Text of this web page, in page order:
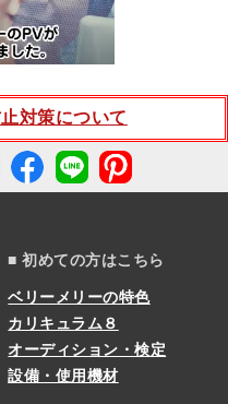
対策について
■ 初めての方はこちら
ベリーメリーの特色
カリキュラム８
オーディション・検定
設備・使用機材